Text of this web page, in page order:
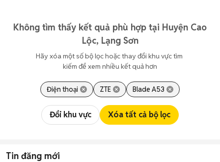
Không tìm thấy kết quả phù hợp tại Huyện Cao
Lộc, Lạng Sơn
Hãy xóa một số bộ lọc hoặc thay đổi khu vực tìm
kiếm để xem nhiều kết quả hơn
Điện thoại ZTE Blade A53
Đổi khu vực Xóa tất cả bộ lọc
Tin đăng mới